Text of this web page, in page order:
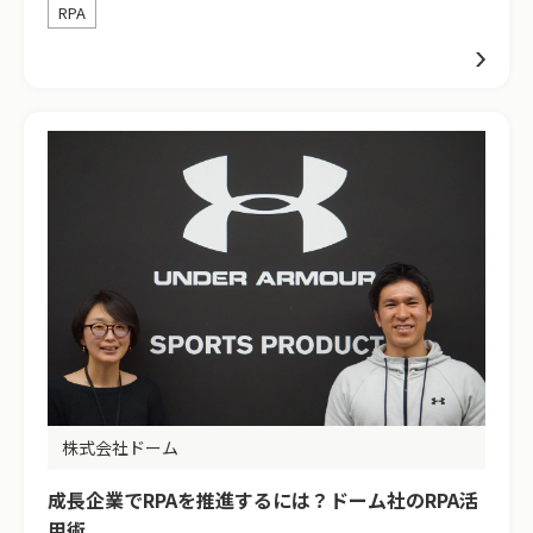
RPA
株式会社ドーム
成長企業でRPAを推進するには？ドーム社のRPA活